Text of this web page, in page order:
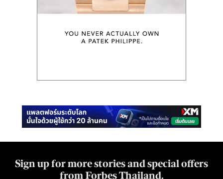
Sign up for more stories and special offers
from Forbes Thailand.